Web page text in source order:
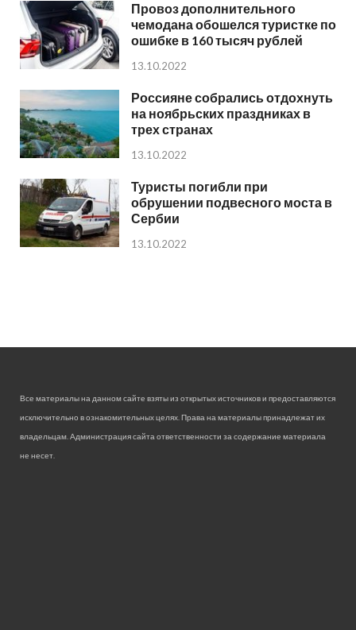
Провоз дополнительного
чемодана обошелся туристке по
ошибке в 160 тысяч рублей
13.10.2022
Россияне собрались отдохнуть
на ноябрьских праздниках в
трех странах
13.10.2022
Туристы погибли при
обрушении подвесного моста в
Сербии
13.10.2022
Все материалы на данном сайте взяты из открытых источников и предоставляются
исключительно в ознакомительных целях. Права на материалы принадлежат их
владельцам. Администрация сайта ответственности за содержание материала
не несет.